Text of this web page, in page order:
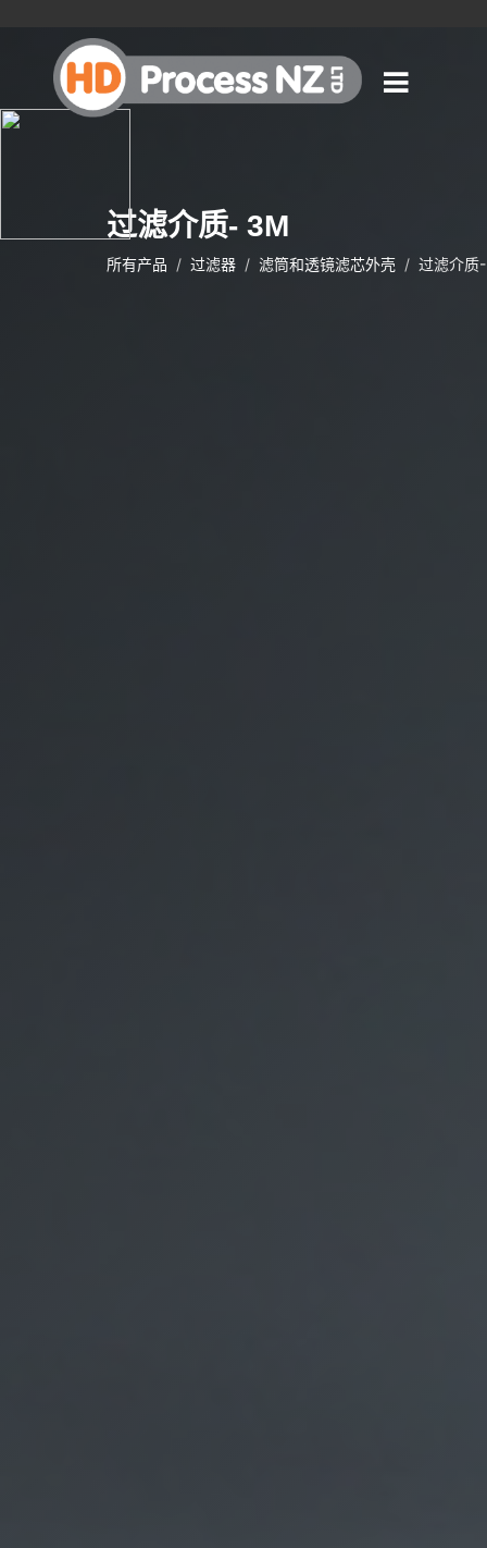
过滤介质- 3M
所有产品 过滤器 滤筒和透镜滤芯外壳 过滤介质